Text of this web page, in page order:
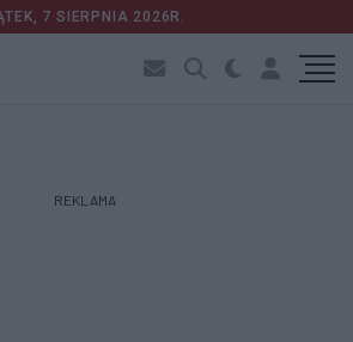
7 SIERPNIA 2026R.
REKLAMA